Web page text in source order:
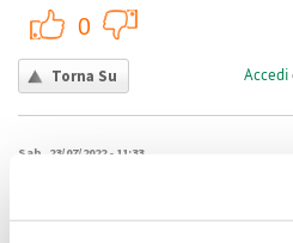
0
Torna Su Accedi
Sab, 23/07/2022 - 11:33
Si anche da parte mia